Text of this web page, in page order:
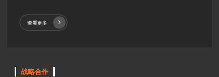
查看更多
战略合作